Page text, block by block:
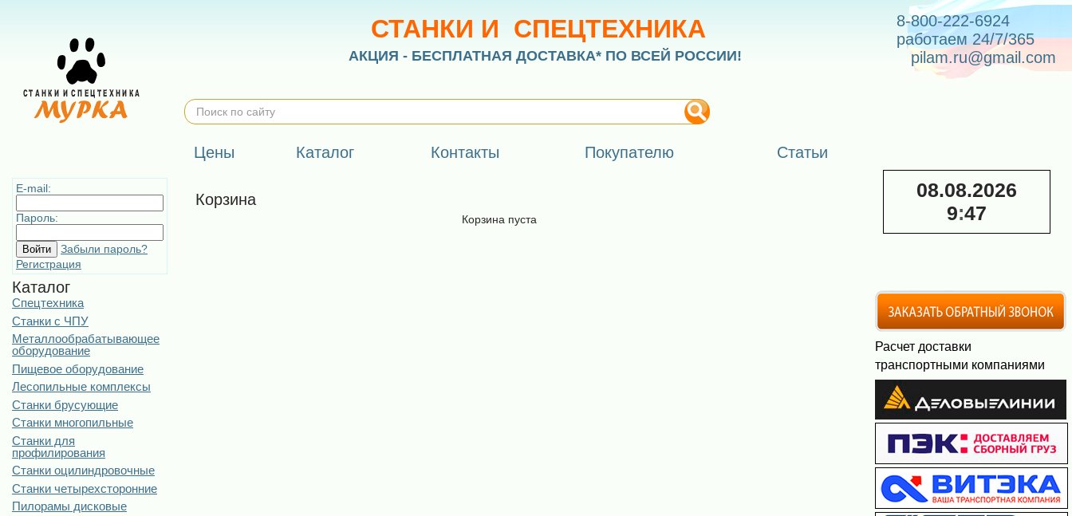
СТАНКИ И СПЕЦТЕХНИКА
АКЦИЯ - БЕСПЛАТНАЯ ДОСТАВКА* ПО ВСЕЙ РОССИИ!
8-800-222-6924
работаем 24/7/365
pilam.ru@gmail.com
Цены Каталог Контакты Покупателю Статьи
E-mail:
Пароль:
Забыли пароль?
Регистрация
Каталог
Спецтехника
Станки с ЧПУ
Металлообрабатывающее
оборудование
Пищевое оборудование
Лесопильные комплексы
Станки брусующие
Станки многопильные
Станки для
профилирования
Станки оцилиндровочные
Станки четырехсторонние
Пилорамы дисковые
Корзина
Корзина пуста
08.08.2026
9:47
Расчет доставки
транспортными компаниями